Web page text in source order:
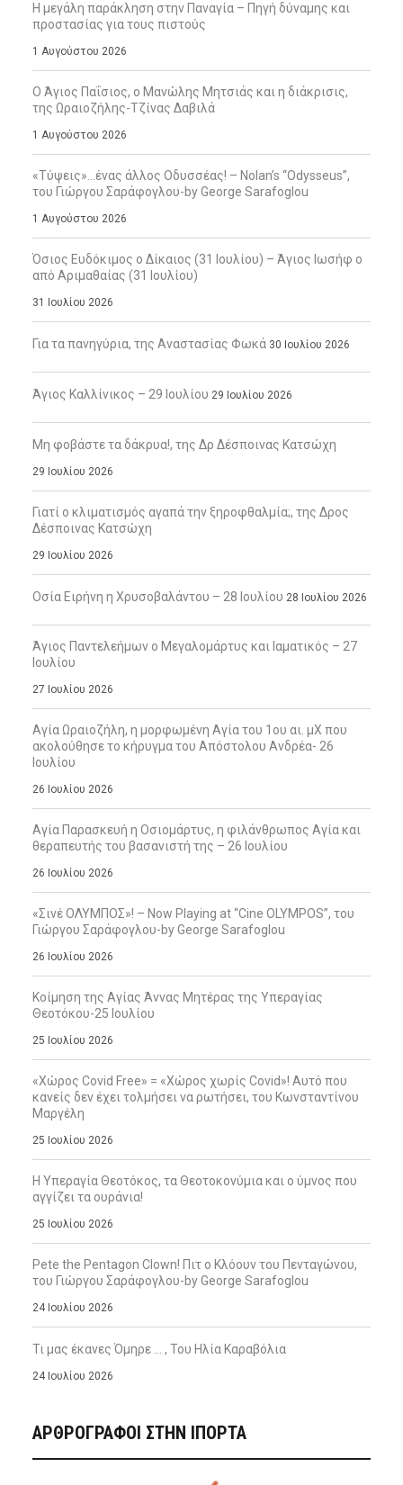
Η μεγάλη παράκληση στην Παναγία – Πηγή δύναμης και
προστασίας για τους πιστούς
1 Αυγούστου 2026
Ο Άγιος Παΐσιος, ο Μανώλης Μητσιάς και η διάκρισις,
της Ωραιοζήλης-Τζίνας Δαβιλά
1 Αυγούστου 2026
«Τύψεις»…ένας άλλος Οδυσσέας! – Nolan’s “Odysseus”,
του Γιώργου Σαράφογλου-by George Sarafoglou
1 Αυγούστου 2026
Όσιος Ευδόκιμος ο Δίκαιος (31 Ιουλίου) – Άγιος Ιωσήφ ο
από Αριμαθαίας (31 Ιουλίου)
31 Ιουλίου 2026
Για τα πανηγύρια, της Αναστασίας Φωκά 30 Ιουλίου 2026
Άγιος Καλλίνικος – 29 Ιουλίου 29 Ιουλίου 2026
Μη φοβάστε τα δάκρυα!, της Δρ Δέσποινας Κατσώχη
29 Ιουλίου 2026
Γιατί ο κλιματισμός αγαπά την ξηροφθαλμία;, της Δρος
Δέσποινας Κατσώχη
29 Ιουλίου 2026
Οσία Ειρήνη η Χρυσοβαλάντου – 28 Ιουλίου 28 Ιουλίου 2026
Άγιος Παντελεήμων ο Μεγαλομάρτυς και Ιαματικός – 27
Ιουλίου
27 Ιουλίου 2026
Αγία Ωραιοζήλη, η μορφωμένη Αγία του 1ου αι. μΧ που
ακολούθησε το κήρυγμα του Απόστολου Ανδρέα- 26
Ιουλίου
26 Ιουλίου 2026
Αγία Παρασκευή η Οσιομάρτυς, η φιλάνθρωπος Αγία και
θεραπευτής του βασανιστή της – 26 Ιουλίου
26 Ιουλίου 2026
«Σινέ ΟΛΥΜΠΟΣ»! – Now Playing at “Cine OLYMPOS”, του
Γιώργου Σαράφογλου-by George Sarafoglou
26 Ιουλίου 2026
Κοίμηση της Αγίας Άννας Μητέρας της Υπεραγίας
Θεοτόκου-25 Ιουλίου
25 Ιουλίου 2026
«Χώρος Covid Free» = «Χώρος χωρίς Covid»! Αυτό που
κανείς δεν έχει τολμήσει να ρωτήσει, του Κωνσταντίνου
Μαργέλη
25 Ιουλίου 2026
Η Υπεραγία Θεοτόκος, τα Θεοτοκονύμια και ο ύμνος που
αγγίζει τα ουράνια!
25 Ιουλίου 2026
Pete the Pentagon Clown! Πιτ ο Κλόουν του Πενταγώνου,
του Γιώργου Σαράφογλου-by George Sarafoglou
24 Ιουλίου 2026
Τι μας έκανες Όμηρε … , Του Ηλία Καραβόλια
24 Ιουλίου 2026
ΑΡΘΡΟΓΡΑΦΟΙ ΣΤΗΝ IΠΟΡΤΑ